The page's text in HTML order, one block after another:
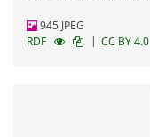
945 JPEG
RDF
| CC BY 4.0